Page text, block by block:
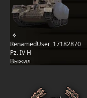
RenamedUser_17182870
Pz. IV H
Выжил